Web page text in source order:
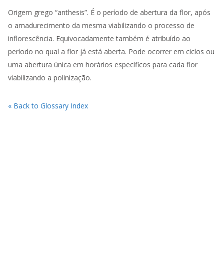
Origem grego “anthesis”. É o período de abertura da flor, após
o amadurecimento da mesma viabilizando o processo de
inflorescência. Equivocadamente também é atribuído ao
período no qual a flor já está aberta. Pode ocorrer em ciclos ou
uma abertura única em horários específicos para cada flor
viabilizando a polinização.
« Back to Glossary Index